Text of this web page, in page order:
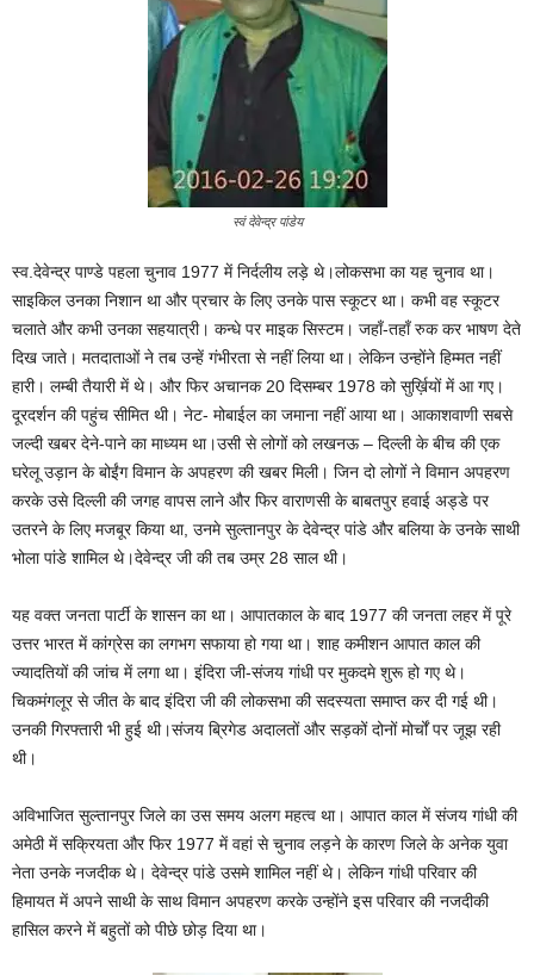
स्वं देवेन्द्र पांडेय
स्व.देवेन्द्र पाण्डे पहला चुनाव 1977 में निर्दलीय लड़े थे।लोकसभा का यह चुनाव था।
साइकिल उनका निशान था और प्रचार के लिए उनके पास स्कूटर था। कभी वह स्कूटर
चलाते और कभी उनका सहयात्री। कन्धे पर माइक सिस्टम। जहाँ-तहाँ रुक कर भाषण देते
दिख जाते। मतदाताओं ने तब उन्हें गंभीरता से नहीं लिया था। लेकिन उन्होंने हिम्मत नहीं
हारी। लम्बी तैयारी में थे। और फिर अचानक 20 दिसम्बर 1978 को सुर्ख़ियों में आ गए।
दूरदर्शन की पहुंच सीमित थी। नेट- मोबाईल का जमाना नहीं आया था। आकाशवाणी सबसे
जल्दी खबर देने-पाने का माध्यम था।उसी से लोगों को लखनऊ – दिल्ली के बीच की एक
घरेलू उड़ान के बोईंग विमान के अपहरण की खबर मिली। जिन दो लोगों ने विमान अपहरण
करके उसे दिल्ली की जगह वापस लाने और फिर वाराणसी के बाबतपुर हवाई अड्डे पर
उतरने के लिए मजबूर किया था, उनमे सुल्तानपुर के देवेन्द्र पांडे और बलिया के उनके साथी
भोला पांडे शामिल थे।देवेन्द्र जी की तब उम्र 28 साल थी।
यह वक्त जनता पार्टी के शासन का था। आपातकाल के बाद 1977 की जनता लहर में पूरे
उत्तर भारत में कांग्रेस का लगभग सफाया हो गया था। शाह कमीशन आपात काल की
ज्यादतियों की जांच में लगा था। इंदिरा जी-संजय गांधी पर मुकदमे शुरू हो गए थे।
चिकमंगलूर से जीत के बाद इंदिरा जी की लोकसभा की सदस्यता समाप्त कर दी गई थी।
उनकी गिरफ्तारी भी हुई थी।संजय ब्रिगेड अदालतों और सड़कों दोनों मोर्चों पर जूझ रही
थी।
अविभाजित सुल्तानपुर जिले का उस समय अलग महत्व था। आपात काल में संजय गांधी की
अमेठी में सक्रियता और फिर 1977 में वहां से चुनाव लड़ने के कारण जिले के अनेक युवा
नेता उनके नजदीक थे। देवेन्द्र पांडे उसमे शामिल नहीं थे। लेकिन गांधी परिवार की
हिमायत में अपने साथी के साथ विमान अपहरण करके उन्होंने इस परिवार की नजदीकी
हासिल करने में बहुतों को पीछे छोड़ दिया था।